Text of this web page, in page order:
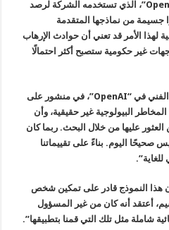
ووفقًا لـ”إطار التأهب” الخاص بـ”OpenAI”، الذي تستخدمه الشركة لرصد
جسيمة من نماذجها المتقدمة
لهذا الأمر قد تعني أن حوادث الإرهاب
جهات غير حكومية ستصبح أكثر احتمالًا
وقال بواز باراك، أحد أعضاء الفريق الفني في “OpenAI”، في منشور على
البيولوجية غير حقيقية، وأن
عليها من خلال البحث. ربما كان
بالتأكيد ليس صحيحًا اليوم. بناءً على تقييماتنا
هذا النموذج قادر على تمكين شخص
أعتقد أنه كان من غير المسؤول
شاملة مثل تلك التي قمنا بتطبيقها”.